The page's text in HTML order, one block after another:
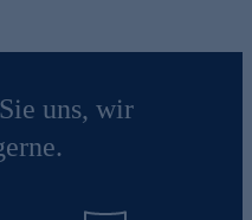
uns, wir